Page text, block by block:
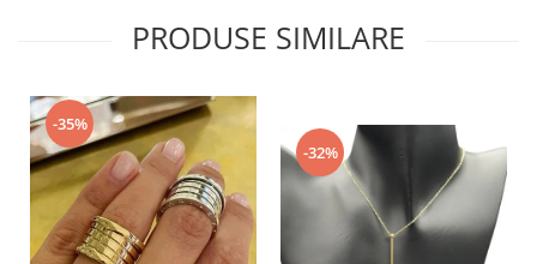
PRODUSE SIMILARE
-35%
-32%